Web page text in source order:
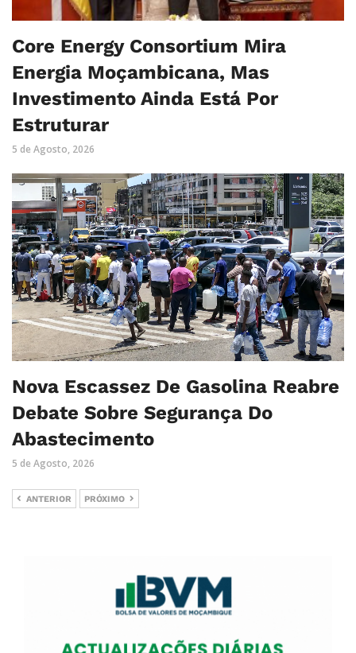
Core Energy Consortium Mira
Energia Moçambicana, Mas
Investimento Ainda Está Por
Estruturar
5 de Agosto, 2026
Nova Escassez De Gasolina Reabre
Debate Sobre Segurança Do
Abastecimento
5 de Agosto, 2026
ANTERIOR PRÓXIMO